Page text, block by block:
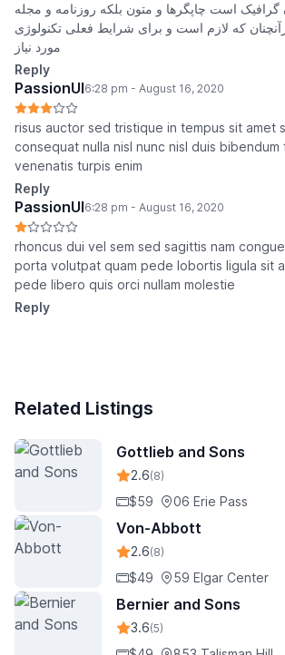
گرافیک است چاپگرها و متون بلکه روزنامه و مجله
که لازم است و برای شرایط فعلی تکنولوژی
مورد نیاز
Reply
PassionUI6:28 pm - August 16, 2020
risus auctor sed tristique in tempus sit amet
consequat nulla nisl nunc nisl duis
venenatis turpis enim
Reply
PassionUI6:28 pm - August 16, 2020
rhoncus dui vel sem sed sagittis nam
porta volutpat quam pede lobortis ligula sit
pede libero quis orci nullam molestie
Reply
Related Listings
Gottlieb and Sons
2.6(8)
$59 06 Erie Pass
Von-Abbott
2.6(8)
$49 59 Elgar Center
Bernier and Sons
3.6(5)